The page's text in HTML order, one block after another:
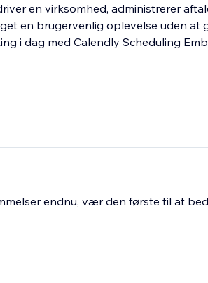
en virksomhed, administrerer
en brugervenlig oplevelse uden at
i dag med Calendly Scheduling
endnu, vær den første til at